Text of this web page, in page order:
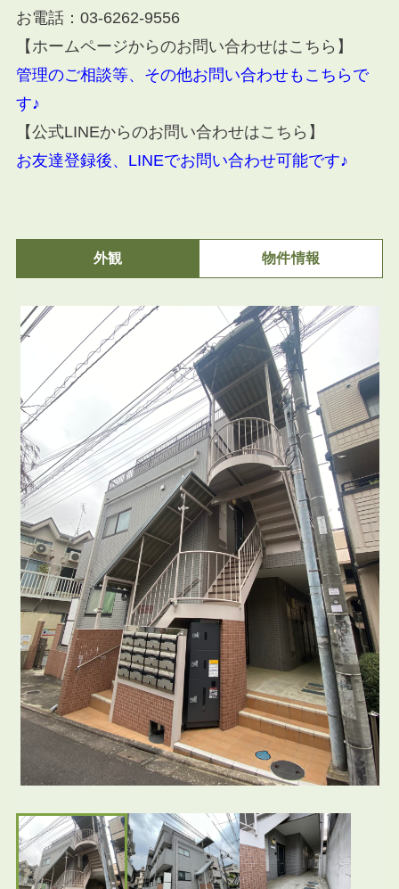
お電話： 03-6262-9556
【ホームページからのお問い合わせはこちら】
管理のご相談等、その他お問い合わせもこちらで
す♪
【公式LINEからのお問い合わせはこちら】
お友達登録後、LINEでお問い合わせ可能です♪
外観 物件情報